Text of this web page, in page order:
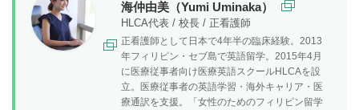
海仲由美（Yumi Uminaka）
HLCA代表 / 校長 / 正看護師
正看護師として日本で4年半の臨床経験。2013
年フィリピン・セブ島で英語留学。2015年4月
に医療従事者向け医療英語スクールHLCAを設
立。医療従事者の英語学習・海外キャリア・医
療通訳を支援。「女性のためのフィリピン留学